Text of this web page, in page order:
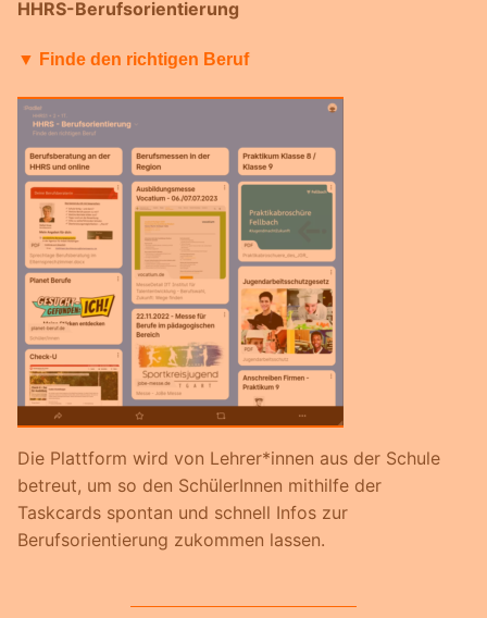
HHRS-Berufsorientierung
▼ Finde den richtigen Beruf
Die Plattform wird von Lehrer*innen aus der Schule
betreut, um so den SchülerInnen mithilfe der
Taskcards spontan und schnell Infos zur
Berufsorientierung zukommen lassen.